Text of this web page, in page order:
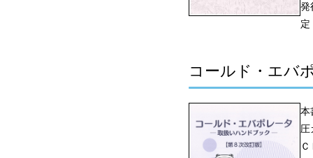
発
コールド・エバ
本
圧